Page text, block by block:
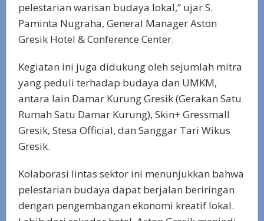
pelestarian warisan budaya lokal,” ujar S.
Paminta Nugraha, General Manager Aston
Gresik Hotel & Conference Center.
Kegiatan ini juga didukung oleh sejumlah mitra
yang peduli terhadap budaya dan UMKM,
antara lain Damar Kurung Gresik (Gerakan Satu
Rumah Satu Damar Kurung), Skin+ Gressmall
Gresik, Stesa Official, dan Sanggar Tari Wikus
Gresik.
Kolaborasi lintas sektor ini menunjukkan bahwa
pelestarian budaya dapat berjalan beriringan
dengan pengembangan ekonomi kreatif lokal.